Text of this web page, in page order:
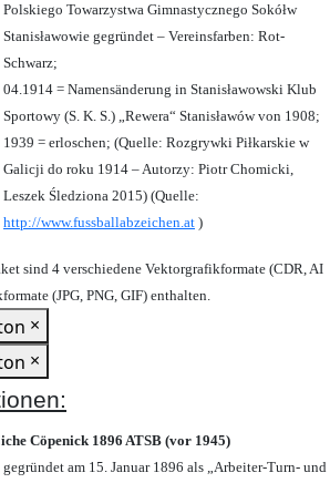
Polskiego Towarzystwa Gimnastycznego Sokółw
Stanisławowie gegründet – Vereinsfarben: Rot-
Schwarz;
04.1914 = Namensänderung in Stanisławowski Klub
Sportowy (S. K. S.) „Rewera“ Stanisławów von 1908;
1939 = erloschen; (Quelle: Rozgrywki Piłkarskie w
Galicji do roku 1914 – Autorzy: Piotr Chomicki,
Leszek Śledziona 2015) (Quelle:
http://www.fussballabzeichen.at )
sind 4 verschiedene Vektorgrafikformate (CDR, AI
(JPG, PNG, GIF) enthalten.
×
×
Cöpenick 1896 ATSB (vor 1945)
gegründet am 15. Januar 1896 als „Arbeiter-Turn- und